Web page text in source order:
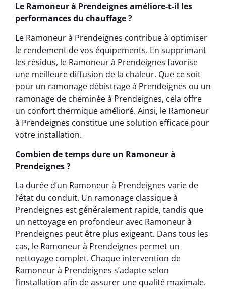
Le Ramoneur à Prendeignes améliore-t-il les
performances du chauffage ?
Le Ramoneur à Prendeignes contribue à optimiser
le rendement de vos équipements. En supprimant
les résidus, le Ramoneur à Prendeignes favorise
une meilleure diffusion de la chaleur. Que ce soit
pour un ramonage débistrage à Prendeignes ou un
ramonage de cheminée à Prendeignes, cela offre
un confort thermique amélioré. Ainsi, le Ramoneur
à Prendeignes constitue une solution efficace pour
votre installation.
Combien de temps dure un Ramoneur à
Prendeignes ?
La durée d’un Ramoneur à Prendeignes varie de
l’état du conduit. Un ramonage classique à
Prendeignes est généralement rapide, tandis que
un nettoyage en profondeur avec Ramoneur à
Prendeignes peut être plus exigeant. Dans tous les
cas, le Ramoneur à Prendeignes permet un
nettoyage complet. Chaque intervention de
Ramoneur à Prendeignes s’adapte selon
l’installation afin de assurer une qualité maximale.